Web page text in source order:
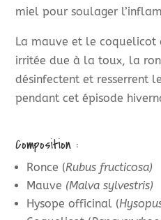
miel pour soulager
La mauve et le coquelicot
irritée due à la toux, la
désinfectent et resserrent
pendant cet épisode
Composition :
Ronce (Rubus fructicosa)
Mauve (Malva sylvestris)
Hysope officinal (